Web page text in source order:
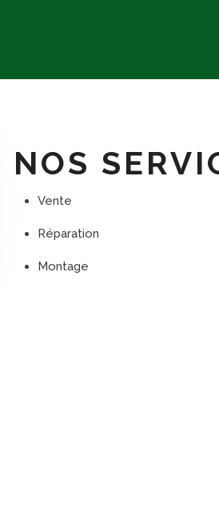
NOS
Vente
Réparation
Montage